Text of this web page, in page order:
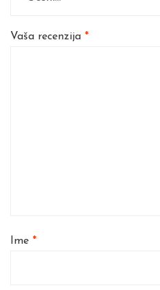
Vaša recenzija *
Ime *